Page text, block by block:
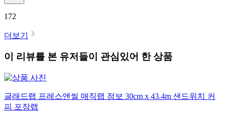
172
더보기
이 리뷰를 본 유저들이 관심있어 한 상품
글래드랩 프레스앤씰 매직랩 점보 30cm x 43.4m 샌드위치 커
피 포장랩